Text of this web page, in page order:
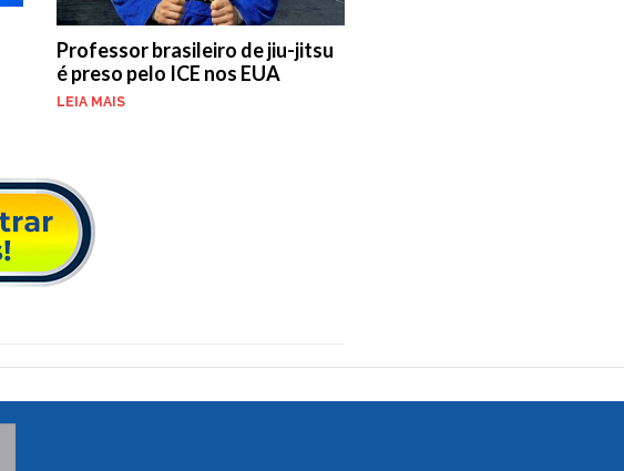
Professor brasileiro de jiu-jitsu
é preso pelo ICE nos EUA
LEIA MAIS